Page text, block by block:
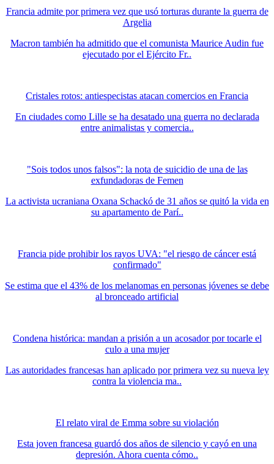
Francia admite por primera vez que usó torturas durante la guerra de
Argelia
Macron también ha admitido que el comunista Maurice Audin fue
ejecutado por el Ejército Fr..
Cristales rotos: antiespecistas atacan comercios en Francia
En ciudades como Lille se ha desatado una guerra no declarada
entre animalistas y comercia..
"Sois todos unos falsos": la nota de suicidio de una de las
exfundadoras de Femen
La activista ucraniana Oxana Schackó de 31 años se quitó la vida en
su apartamento de Parí..
Francia pide prohibir los rayos UVA: "el riesgo de cáncer está
confirmado"
Se estima que el 43% de los melanomas en personas jóvenes se debe
al bronceado artificial
Condena histórica: mandan a prisión a un acosador por tocarle el
culo a una mujer
Las autoridades francesas han aplicado por primera vez su nueva ley
contra la violencia ma..
El relato viral de Emma sobre su violación
Esta joven francesa guardó dos años de silencio y cayó en una
depresión. Ahora cuenta cómo..